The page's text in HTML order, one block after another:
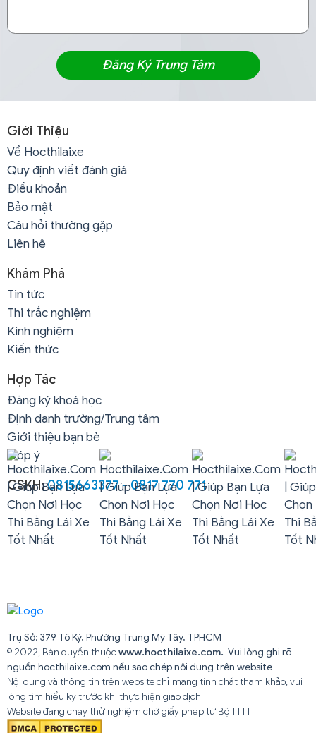
Giới Thiệu
Về Hocthilaixe
Quy định viết đánh giá
Điều khoản
Bảo mật
Câu hỏi thường gặp
Liên hệ
Khám Phá
Tin tức
Thi trắc nghiệm
Kinh nghiệm
Kiến thức
Hợp Tác
Đăng ký khoá học
Định danh trường/Trung tâm
Giới thiệu bạn bè
Góp ý
CSKH:0815663377 - 0817 770 771
Trụ Sở: 379 Tô Ký, Phường Trung Mỹ Tây, TPHCM
© 2022, Bản quyền thuộc www.hocthilaixe.com. Vui lòng ghi rõ
nguồn hocthilaixe.com nếu sao chép nội dung trên website
Nội dung và thông tin trên website chỉ mang tính chất tham khảo, vui
lòng tìm hiểu kỹ trước khi thực hiện giao dịch!
Website đang chạy thử nghiệm chờ giấy phép từ Bộ TTTT